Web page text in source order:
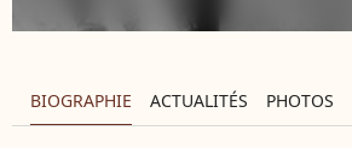
BIOGRAPHIE ACTUALITÉS PHOTOS